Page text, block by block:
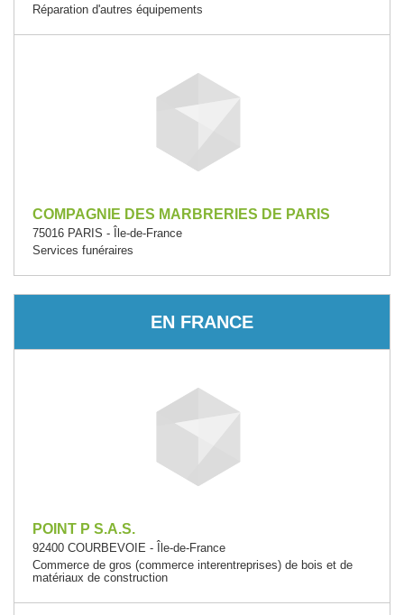
Réparation d'autres équipements
COMPAGNIE DES MARBRERIES DE PARIS
75016 PARIS - Île-de-France
Services funéraires
EN FRANCE
POINT P S.A.S.
92400 COURBEVOIE - Île-de-France
Commerce de gros (commerce interentreprises) de bois et de
matériaux de construction